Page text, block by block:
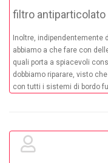
filtro antiparticolato
Inoltre, indipendentemente
abbiamo a che fare con
quali porta a spiacevoli
dobbiamo riparare, visto
con tutti i sistemi di bordo